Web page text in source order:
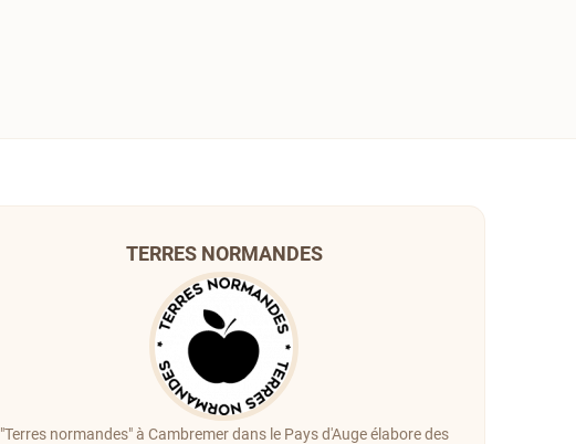
TERRES NORMANDES
"Terres normandes" à Cambremer dans le Pays d'Auge élabore des